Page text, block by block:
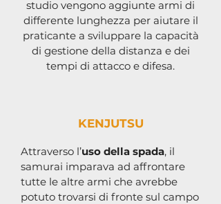
studio vengono aggiunte armi di
differente lunghezza per aiutare il
praticante a sviluppare la capacità
di gestione della distanza e dei
tempi di attacco e difesa.
KENJUTSU
Attraverso l’uso della spada, il
samurai imparava ad affrontare
tutte le altre armi che avrebbe
potuto trovarsi di fronte sul campo